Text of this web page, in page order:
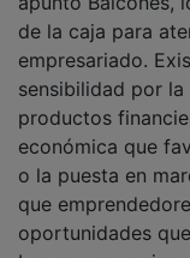
de la caja para
empresariado.
sensibilidad por
productos
económica que
o la puesta en
que
oportunidades que
Los recursos